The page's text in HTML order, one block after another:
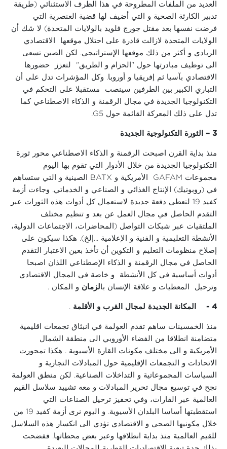
العديد من الملفات المطروحة في هذا الظرف الاستثنائي (طريقة
تدبير الكارثة الصحية و التي أضيف لها قضية العنصرية التي
فرضت نفسها بعد مقتل جورج فلويد بالولايات المتحدة) لا شك أن
الولايات المتحدة لازالت قادرة على احتلال موقعها الاقتصادي
الريادي و أكثر من ذلك موقعها الإستراتيجي. لكن الصين تسعى
الى توظيف مبادرتها حول "الحزام و الطريق" لتعزز حضورها
الاقتصادي بآسيا ثم إفريقيا و أوروبا. وكل المؤشرات تدل على أن
التباري الكبير بين الطرفين سينصب مستقبلا على التحكم في
التكنولوجيا الجديدة في مجال الرقمنة و الذكاء الاصطناعي كما
تدل على ذلك المعركة القائمة حول G5.
3 – الثورة التكنولوجية الجديدة
منذ بداية القرن اصبحت الرقمنة و الذكاء الاصطناعي محور ثورة
التكنولوجيا الجديدة من خلال الأدوار التي تقوم بها اليوم
مجموعات GAFAM الأمريكية و BATX الصينية و التي ستساهم
في (روبوتيك) الإنتاج الغذائي و الصناعي و الخدماتي. وجاءت أزمة
كفيد 19 لتعطي دفعة جديدة لاستعمال كل أدوات هذه الثورات عبر
التقدم الحاصل في مجال العمل عن بعد و تنظيم مختلف
الملتقيات عبر شبكات التواصل (المحاضرات، الاجتماعات الدولية،
الأنشطة التعليمية و الفنية و الإعلامية ...إلخ). هكذا سيكون على
إصلاح منظومات التعليم و التكوين أن تأخذ بعين الاعتبار التقدم
الحاصل في مجال الرقمنة و الذكاء الإصطناعي اللذان اصبحا
أدوات أساسية في كل الأنشطة و خاصة في المجال الاقتصادي
وترحيل المعطيات و علاقة الإنسان بالزمان و المكان .
4 - المكانة الجديدة لمجال القرب و الأقلمة .
منذ الخمسينات ساهم تقدم العولمة في انبثاق تجمعات اقليمية
متضامنة انطلاقا من الفضاء الأوروبي الى منطقة الشمال
الأمريكية و الى مختلف مكونات القارة الأسيوية . هكذا تمحورت
الاتحادات و التجمعات الإقليمية حول المبادلات التجارية و
السياسات المجموعاتية و التداخلات الصناعية. لكن منطق العولمة
نجح في توسيع مجال تحرير المبادلات و معه تشييد سلاسل القيم
العالمية عبر القارات، وفي تحفيز ترحيل الصناعات التي
استقطبتها أساسا البلدان الأسيوية. و اليوم نرى أزمة كفيد 19 من
خلال مكونيها الصحي و الاقتصادي تؤدي الى انكسار هذه السلاسل
للقيم العالمية منذ بداية انطلاقها وعبر بعض محطاتها. ففضحت